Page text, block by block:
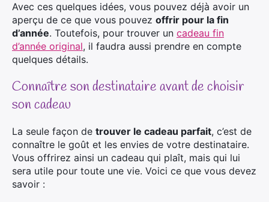
Avec ces quelques idées, vous pouvez déjà avoir un
aperçu de ce que vous pouvez offrir pour la fin
d’année. Toutefois, pour trouver un cadeau fin
d’année original, il faudra aussi prendre en compte
quelques détails.
Connaître son destinataire avant de choisir
son cadeau
La seule façon de trouver le cadeau parfait, c’est de
connaître le goût et les envies de votre destinataire.
Vous offrirez ainsi un cadeau qui plaît, mais qui lui
sera utile pour toute une vie. Voici ce que vous devez
savoir :